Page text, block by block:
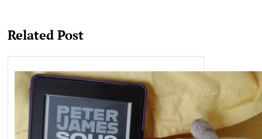
Related Post